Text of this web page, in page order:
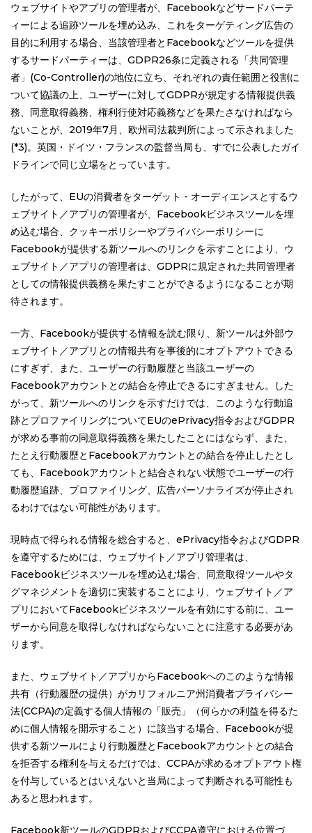
ウェブサイトやアプリの管理者が、Facebookなどサードパーテ
ィーによる追跡ツールを埋め込み、これをターゲティング広告の
目的に利用する場合、当該管理者とFacebookなどツールを提供
するサードパーティーは、GDPR26条に定義される「共同管理
者」(Co-Controller)の地位に立ち、それぞれの責任範囲と役割に
ついて協議の上、ユーザーに対してGDPRが規定する情報提供義
務、同意取得義務、権利行使対応義務などを果たさなければなら
ないことが、2019年7月、欧州司法裁判所によって示されました
(*3)。英国・ドイツ・フランスの監督当局も、すでに公表したガイ
ドラインで同じ立場をとっています。
したがって、EUの消費者をターゲット・オーディエンスとするウ
ェブサイト／アプリの管理者が、Facebookビジネスツールを埋
め込む場合、クッキーポリシーやプライバシーポリシーに
Facebookが提供する新ツールへのリンクを示すことにより、ウ
ェブサイト／アプリの管理者は、GDPRに規定された共同管理者
としての情報提供義務を果たすことができるようになることが期
待されます。
一方、Facebookが提供する情報を読む限り、新ツールは外部ウ
ェブサイト／アプリとの情報共有を事後的にオプトアウトできる
にすぎず、また、ユーザーの行動履歴と当該ユーザーの
Facebookアカウントとの結合を停止できるにすぎません。した
がって、新ツールへのリンクを示すだけでは、このような行動追
跡とプロファイリングについてEUのePrivacy指令およびGDPR
が求める事前の同意取得義務を果たしたことにはならず、また、
たとえ行動履歴とFacebookアカウントとの結合を停止したとし
ても、Facebookアカウントと結合されない状態でユーザーの行
動履歴追跡、プロファイリング、広告パーソナライズが停止され
るわけではない可能性があります。
現時点で得られる情報を総合すると、ePrivacy指令およびGDPR
を遵守するためには、ウェブサイト／アプリ管理者は、
Facebookビジネスツールを埋め込む場合、同意取得ツールやタ
グマネジメントを適切に実装することにより、ウェブサイト／ア
プリにおいてFacebookビジネスツールを有効にする前に、ユー
ザーから同意を取得しなければならないことに注意する必要があ
ります。
また、ウェブサイト／アプリからFacebookへのこのような情報
共有（行動履歴の提供）がカリフォルニア州消費者プライバシー
法(CCPA)の定義する個人情報の「販売」（何らかの利益を得るた
めに個人情報を開示すること）に該当する場合、Facebookが提
供する新ツールにより行動履歴とFacebookアカウントとの結合
を拒否する権利を与えるだけでは、CCPAが求めるオプトアウト権
を付与しているとはいえないと当局によって判断される可能性も
あると思われます。
Facebook新ツールのGDPRおよびCCPA遵守における位置づ